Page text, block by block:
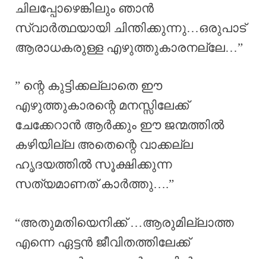
ചിലപ്പോഴെങ്കിലും ഞാൻ
സ്വാർത്ഥയായി ചിന്തിക്കുന്നു…ഒരുപാട്
ആരാധകരുള്ള എഴുത്തുകാരനല്ലേ…”
” ന്റെ കുട്ടിക്കല്ലാതെ ഈ
എഴുത്തുകാരന്റെ മനസ്സിലേക്ക്
ചേക്കേറാൻ ആർക്കും ഈ ജന്മത്തിൽ
കഴിയില്ല അതെന്റെ വാക്കല്ല
ഹൃദയത്തിൽ സൂക്ഷിക്കുന്ന
സത്യമാണത് കാർത്തു….”
“അതുമതിയെനിക്ക് …ആരുമില്ലാത്ത
എന്നെ ഏട്ടൻ ജീവിതത്തിലേക്ക്